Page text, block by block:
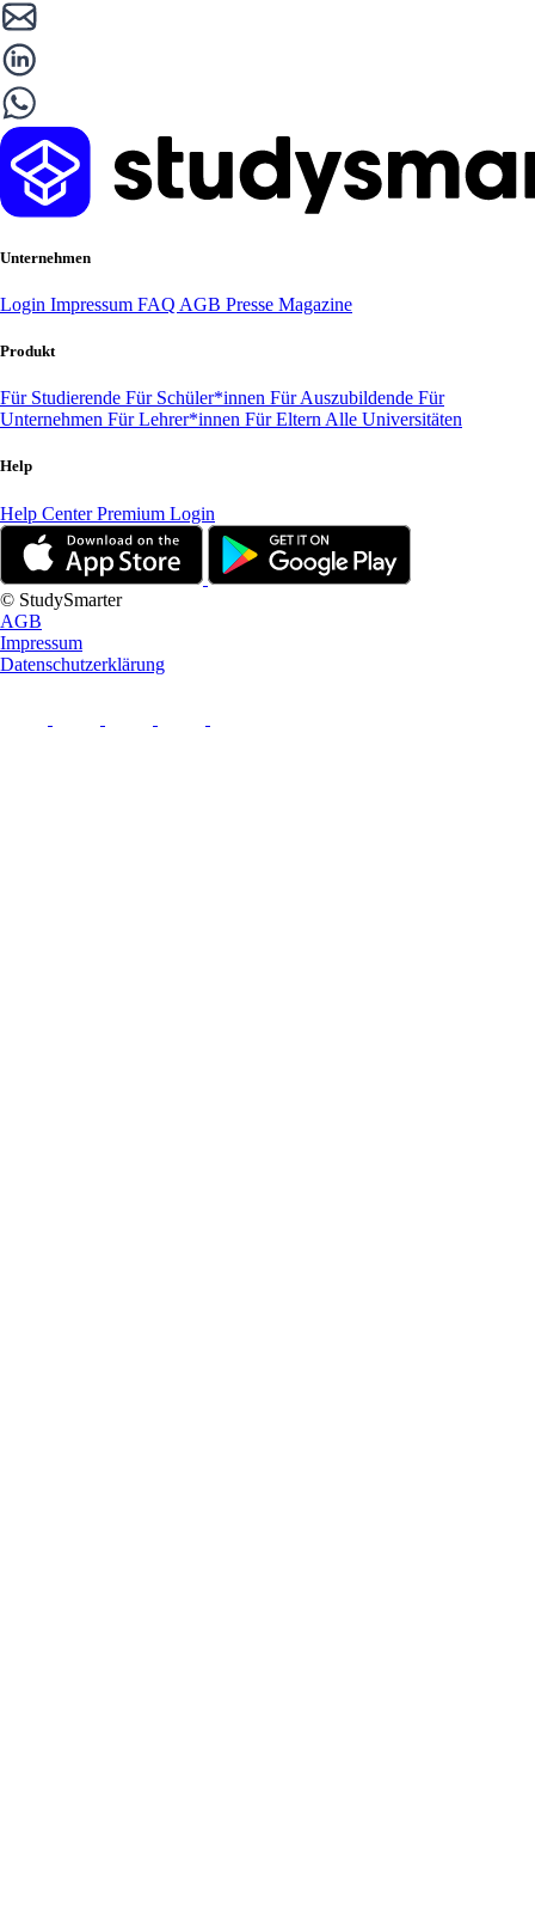
Unternehmen
Login Impressum FAQ AGB Presse Magazine
Produkt
Für Studierende Für Schüler*innen Für Auszubildende Für
Unternehmen Für Lehrer*innen Für Eltern Alle Universitäten
Help
Help CenterPremium Login
© StudySmarter
AGB
Impressum
Datenschutzerklärung